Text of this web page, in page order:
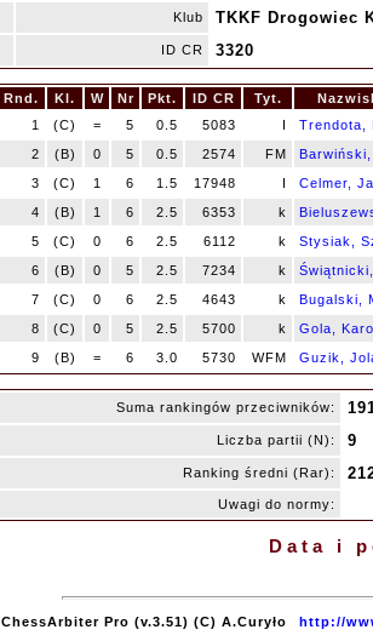
Klub TKKF Drogowiec
ID CR 3320
Rnd. Kl. W Nr Pkt. ID CR Tyt.
1
(C) = 5 0.5 5083 I
Trendota,
2
(B) 0 5 0.5 2574 FM
3
(C) 1 6 1.5 17948 I
Celmer,
4
(B) 1 6 2.5 6353 k
5
(C) 0 6 2.5 6112 k
Stysiak,
6
(B) 0 5 2.5 7234 k
7
(C) 0 6 2.5 4643 k
Bugalski,
8
(C) 0 5 2.5 5700 k
Gola,
9
(B) = 6 3.0 5730 WFM Guzik,
Suma rankingów przeciwników:
Liczba partii (N): 9
Ranking średni (Rar):
Uwagi do normy:
Data i
ChessArbiter Pro (v.3.51) (C) A.Curyło
http://